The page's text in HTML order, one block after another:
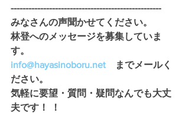
---------------------------------------------------
みなさんの声聞かせてください。
林登へのメッセージを募集していま
す。
info@hayasinoboru.net までメールく
ださい。
気軽に要望・質問・疑問なんでも大丈
夫です！ ！